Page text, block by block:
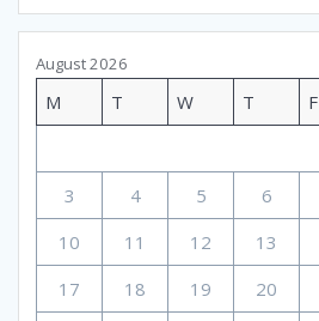
August 2026
M T W T F
3
4 5 6
10
11 12 13
17
18 19 20